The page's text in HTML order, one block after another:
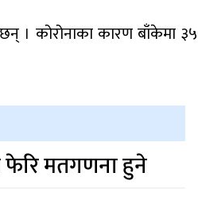
। कोरोनाका कारण बाँकेमा ३५
फेरि मतगणना हुने